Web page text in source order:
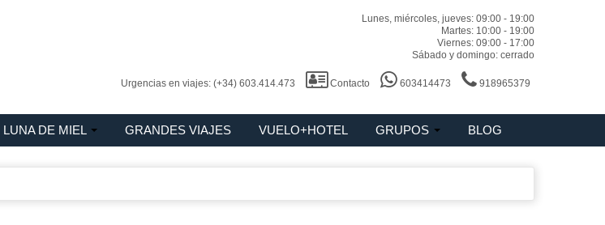
Lunes, miércoles, jueves: 09:00 - 19:00
Martes: 10:00 - 19:00
Viernes: 09:00 - 17:00
Sábado y domingo: cerrado
Urgencias en viajes: (+34) 603.414.473 Contacto 603414473 918965379
LUNA DE MIEL GRANDES VIAJES VUELO+HOTEL GRUPOS BLOG